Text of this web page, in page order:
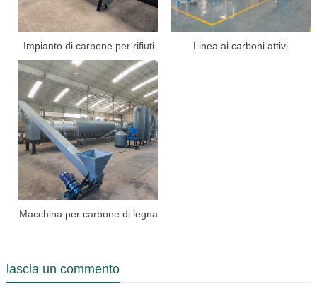
Impianto di carbone per rifiuti
elettronici
Linea ai carboni attivi
Macchina per carbone di legna
lascia un commento